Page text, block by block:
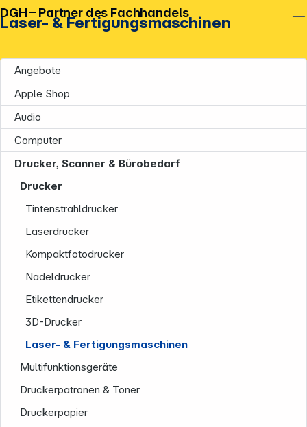
Laser- & Fertigungsmaschinen
Angebote
Apple Shop
Audio
Computer
Drucker, Scanner & Bürobedarf
Drucker
Tintenstrahldrucker
Laserdrucker
Kompaktfotodrucker
Nadeldrucker
Etikettendrucker
3D-Drucker
Laser- & Fertigungsmaschinen
Multifunktionsgeräte
Druckerpatronen & Toner
Druckerpapier
DGH – Partner des Fachhandels